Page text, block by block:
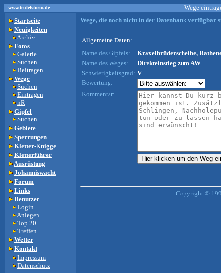
www.teufelsturm.de
Wege
Startseite
Neuigkeiten
Archiv
Fotos
Galerie
Suchen
Beitragen
Wege
Suchen
Eintragen
nR
Gipfel
Suchen
Gebiete
Sperrungen
Kletter-Knigge
Kletterführer
Ausrüstung
Johanniswacht
Forum
Links
Benutzer
Login
Anlegen
Top 20
Treffen
Wetter
Kontakt
Impressum
Datenschutz
Wege, die noch nicht in der Datenbank verfügbar
Allgemeine Daten:
Name des Gipfels:
Kraxelbrüderscheibe,
Name des Weges:
Direkteinstieg zum AW
Schwierigkeitsgrad: V
Bewertung:
Kommentar:
Copyright ©